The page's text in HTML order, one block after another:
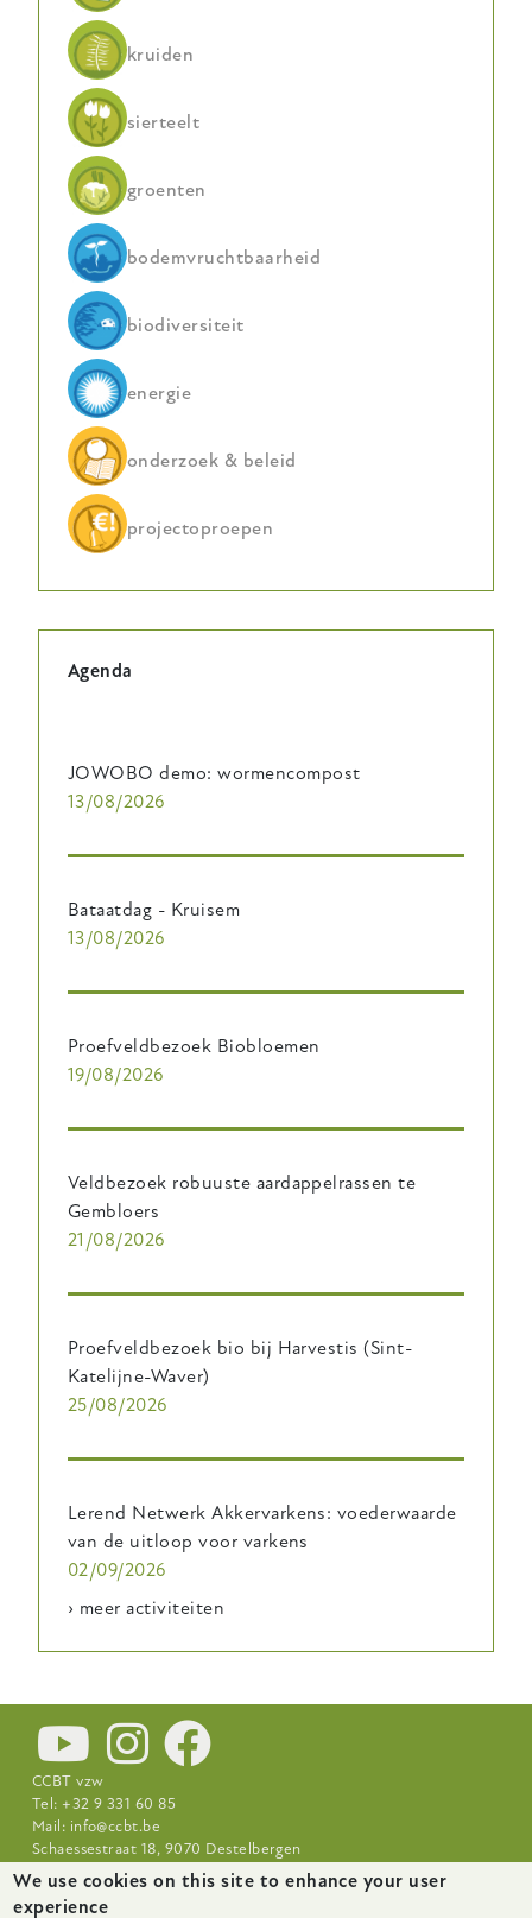
kruiden
sierteelt
groenten
bodemvruchtbaarheid
biodiversiteit
energie
onderzoek & beleid
projectoproepen
Agenda
JOWOBO demo: wormencompost
13/08/2026
Bataatdag - Kruisem
13/08/2026
Proefveldbezoek Biobloemen
19/08/2026
Veldbezoek robuuste aardappelrassen te
Gembloers
21/08/2026
Proefveldbezoek bio bij Harvestis (Sint-
Katelijne-Waver)
25/08/2026
Lerend Netwerk Akkervarkens: voederwaarde
van de uitloop voor varkens
02/09/2026
› meer activiteiten
CCBT vzw
Tel: +32 9 331 60 85
Mail: info@ccbt.be
Schaessestraat 18, 9070 Destelbergen
Footer-
Nieuws Over CCBT Praktijkcentra
We use cookies on this site to enhance your user
experience